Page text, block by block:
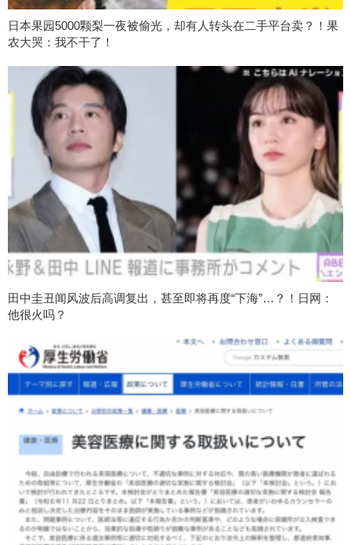
日本果园5000颗梨一夜被偷光，却有人转头在二手平台卖？！果
农大哭：我不干了！
田中圭丑闻风波后高调复出，甚至即将再度“下海”…？！日网：
他很火吗？